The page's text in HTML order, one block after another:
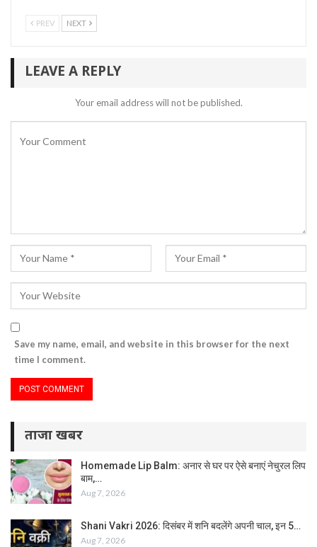
PREV NEXT
LEAVE A REPLY
Your email address will not be published.
Save my name, email, and website in this browser for the next
time I comment.
ताजा खबर
Homemade Lip Balm: अनार से घर पर ऐसे बनाएं नेचुरल लिप
बाम,…
Aug 7, 2026
Shani Vakri 2026: दिसंबर में शनि बदलेंगे अपनी चाल, इन 5…
Aug 7, 2026